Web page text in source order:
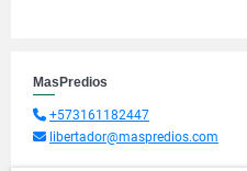
MasPredios
+573161182447
libertador@maspredios.com